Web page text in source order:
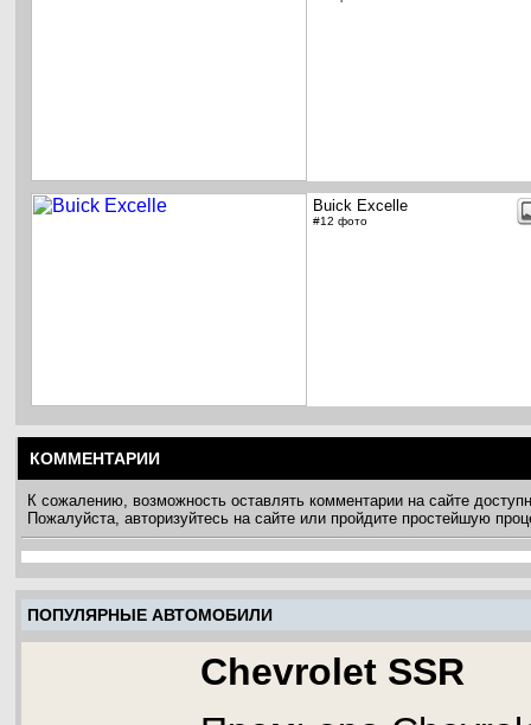
Buick Excelle
#12 фото
КОММЕНТАРИИ
К сожалению, возможность оставлять комментарии на сайте
Пожалуйста, авторизуйтесь на сайте или пройдите простейшую
ПОПУЛЯРНЫЕ АВТОМОБИЛИ
Chevrolet SSR